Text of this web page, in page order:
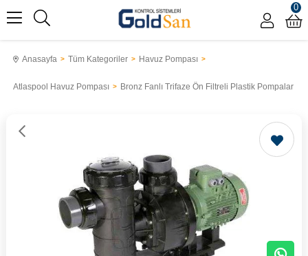
0
Anasayfa Tüm Kategoriler Havuz Pompası
Atlaspool Havuz Pompası Bronz Fanlı Trifaze Ön Filtreli Plastik Pompalar